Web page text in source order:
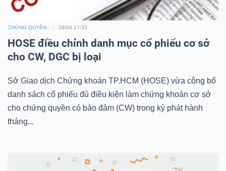
CHỨNG QUYỀN 28/04 17:33
HOSE điều chỉnh danh mục cổ phiếu cơ sở
cho CW, DGC bị loại
Sở Giao dịch Chứng khoán TP.HCM (HOSE) vừa công bố
danh sách cổ phiếu đủ điều kiện làm chứng khoán cơ sở
cho chứng quyền có bảo đảm (CW) trong kỳ phát hành
tháng...
VĨ
MÔ
NGÀNH